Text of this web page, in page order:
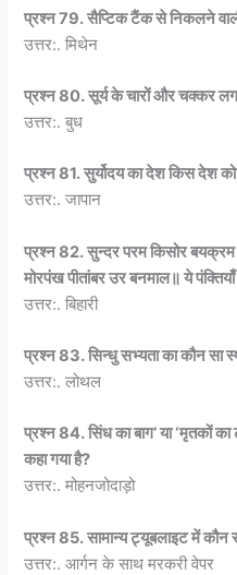
प्रश्न 79. सैप्टिक टैंक से निकलने
उत्तर:. मिथेन
प्रश्न 80. सूर्य के चारों और चक्कर
उत्तर:. बुध
प्रश्न 81. सुर्योदय का देश किस देश को
उत्तर:. जापान
प्रश्न 82. सुन्दर परम किसोर
मोरपंख पीतांबर उर बनमाल॥ ये
उत्तर:. बिहारी
प्रश्न 83. सिन्धु सभ्यता का कौन सा
उत्तर:. लोथल
प्रश्न 84. सिंध का बाग’ या ‘मृतकों
कहा गया है?
उत्तर:. मोहनजोदाड़ो
प्रश्न 85. सामान्य ट्यूबलाइट में कौन
उत्तर:. आर्गन के साथ मरकरी वेपर